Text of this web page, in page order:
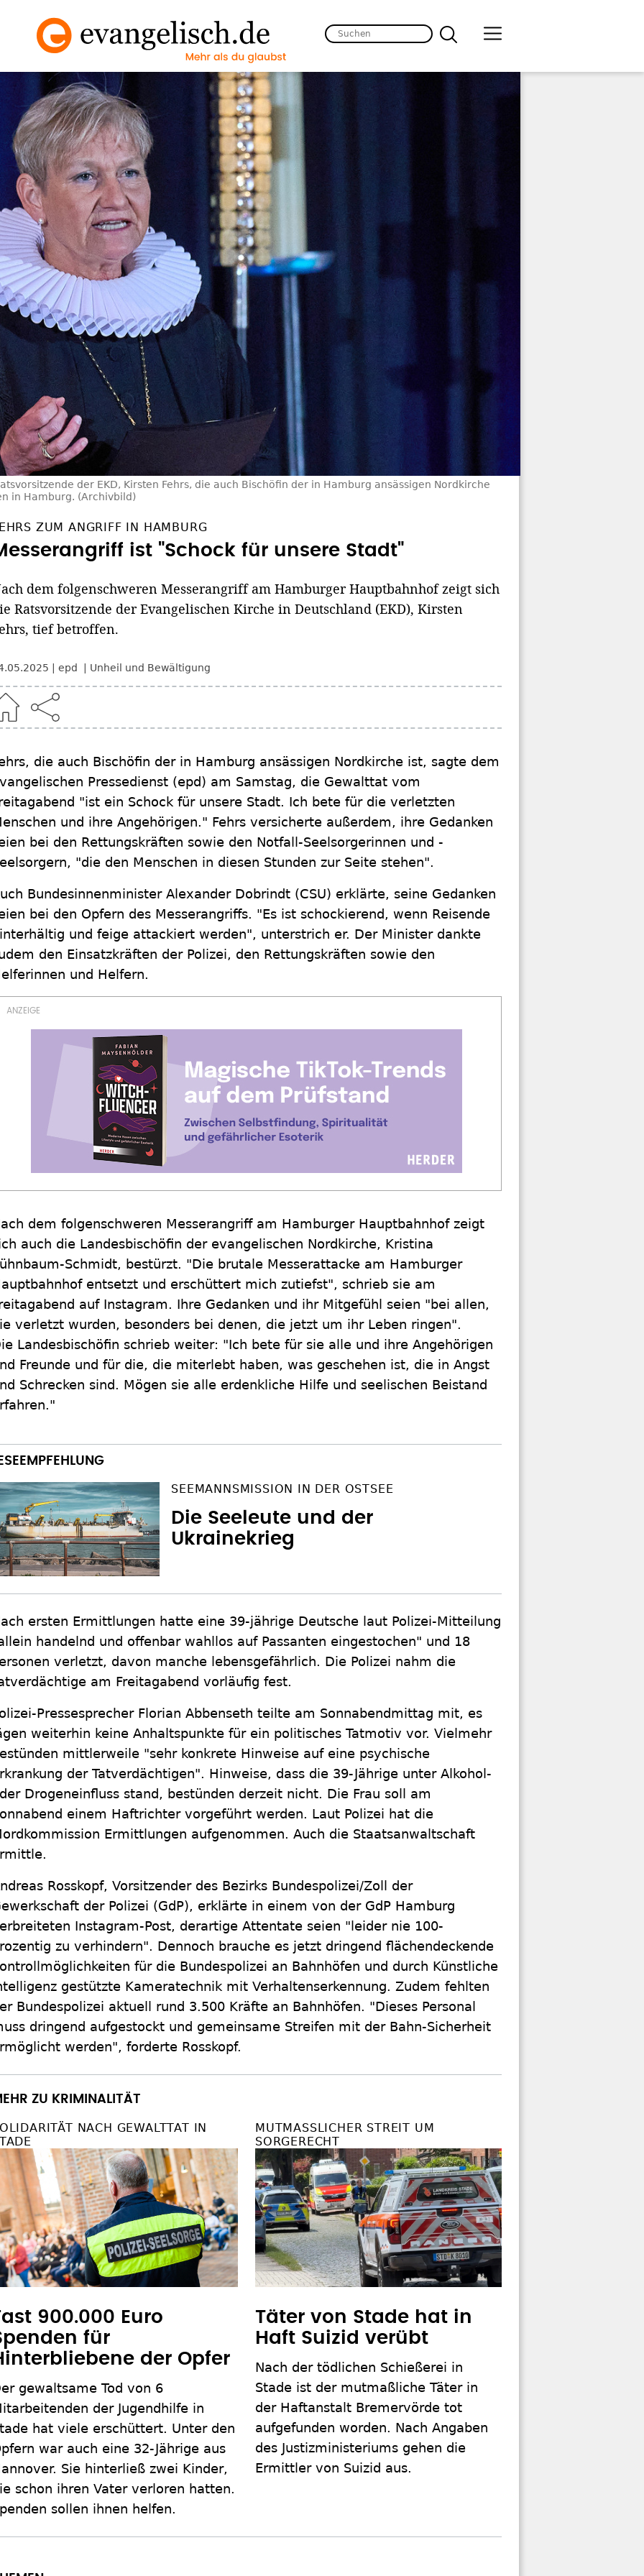
der EKD, Kirsten Fehrs, die auch Bischöfin der in Hamburg ansässigen Nordkirche
in Hamburg. (Archivbild)
ZUM ANGRIFF IN HAMBURG
ist "Schock für unsere Stadt"
dem folgenschweren Messerangriff am Hamburger Hauptbahnhof zeigt sich
Ratsvorsitzende der Evangelischen Kirche in Deutschland (EKD), Kirsten
tief betroffen.
epd Unheil und Bewältigung
die auch Bischöfin der in Hamburg ansässigen Nordkirche ist, sagte dem
Pressedienst (epd) am Samstag, die Gewalttat vom
"ist ein Schock für unsere Stadt. Ich bete für die verletzten
und ihre Angehörigen." Fehrs versicherte außerdem, ihre Gedanken
bei den Rettungskräften sowie den Notfall-Seelsorgerinnen und -
"die den Menschen in diesen Stunden zur Seite stehen".
Bundesinnenminister Alexander Dobrindt (CSU) erklärte, seine Gedanken
bei den Opfern des Messerangriffs. "Es ist schockierend, wenn Reisende
und feige attackiert werden", unterstrich er. Der Minister dankte
den Einsatzkräften der Polizei, den Rettungskräften sowie den
und Helfern.
dem folgenschweren Messerangriff am Hamburger Hauptbahnhof zeigt
auch die Landesbischöfin der evangelischen Nordkirche, Kristina
Schmidt, bestürzt. "Die brutale Messerattacke am Hamburger
entsetzt und erschüttert mich zutiefst", schrieb sie am
auf Instagram. Ihre Gedanken und ihr Mitgefühl seien "bei allen,
verletzt wurden, besonders bei denen, die jetzt um ihr Leben ringen".
Landesbischöfin schrieb weiter: "Ich bete für sie alle und ihre Angehörigen
Freunde und für die, die miterlebt haben, was geschehen ist, die in Angst
Schrecken sind. Mögen sie alle erdenkliche Hilfe und seelischen Beistand
SEEMANNSMISSION IN DER OSTSEE
Die Seeleute und der
Ukrainekrieg
ersten Ermittlungen hatte eine 39-jährige Deutsche laut Polizei-Mitteilung
handelnd und offenbar wahllos auf Passanten eingestochen" und 18
verletzt, davon manche lebensgefährlich. Die Polizei nahm die
am Freitagabend vorläufig fest.
Pressesprecher Florian Abbenseth teilte am Sonnabendmittag mit, es
weiterhin keine Anhaltspunkte für ein politisches Tatmotiv vor. Vielmehr
mittlerweile "sehr konkrete Hinweise auf eine psychische
der Tatverdächtigen". Hinweise, dass die 39-Jährige unter Alkohol-
Drogeneinfluss stand, bestünden derzeit nicht. Die Frau soll am
einem Haftrichter vorgeführt werden. Laut Polizei hat die
Ermittlungen aufgenommen. Auch die Staatsanwaltschaft
Rosskopf, Vorsitzender des Bezirks Bundespolizei/Zoll der
der Polizei (GdP), erklärte in einem von der GdP Hamburg
Instagram-Post, derartige Attentate seien "leider nie 100-
zu verhindern". Dennoch brauche es jetzt dringend flächendeckende
für die Bundespolizei an Bahnhöfen und durch Künstliche
gestützte Kameratechnik mit Verhaltenserkennung. Zudem fehlten
Bundespolizei aktuell rund 3.500 Kräfte an Bahnhöfen. "Dieses Personal
dringend aufgestockt und gemeinsame Streifen mit der Bahn-Sicherheit
werden", forderte Rosskopf.
ZU KRIMINALITÄT
NACH GEWALTTAT IN
900.000 Euro
für
der Opfer
gewaltsame Tod von 6
der Jugendhilfe in
hat viele erschüttert. Unter den
war auch eine 32-Jährige aus
Sie hinterließ zwei Kinder,
schon ihren Vater verloren hatten.
sollen ihnen helfen.
MUTMASSLICHER STREIT UM S
ORGERECHT
Täter von Stade hat in
Haft Suizid verübt
Nach der tödlichen Schießerei in
Stade ist der mutmaßliche Täter in
der Haftanstalt Bremervörde tot
aufgefunden worden. Nach Angaben
des Justizministeriums gehen die
Ermittler von Suizid aus.